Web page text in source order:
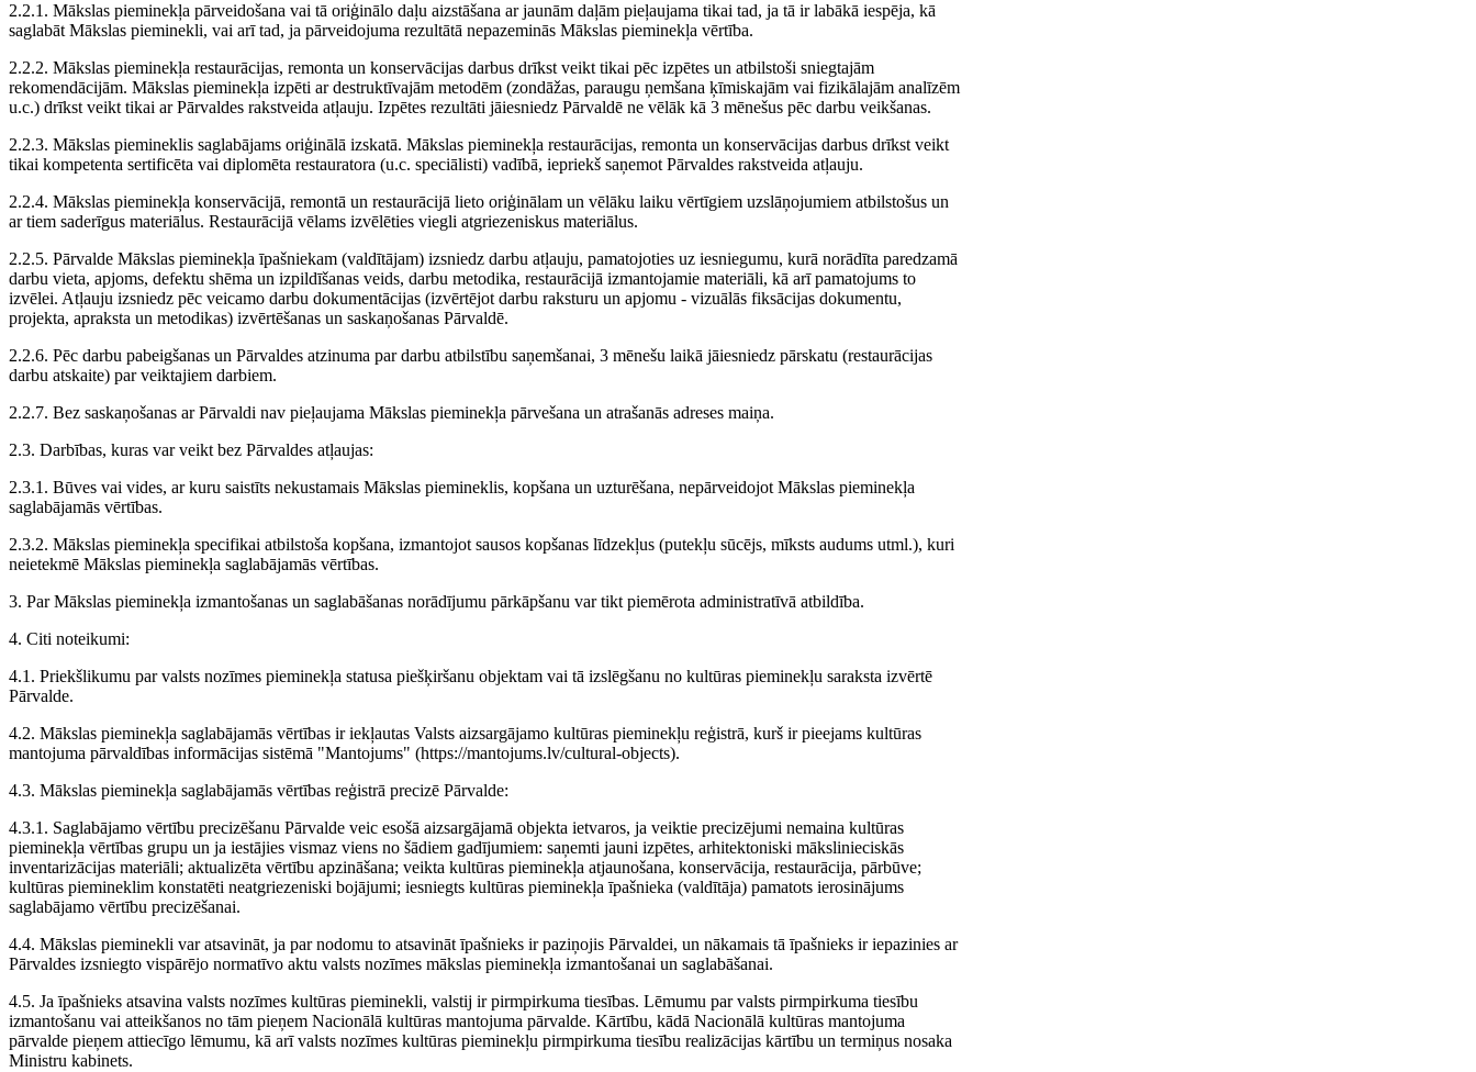
2.2.1. Mākslas pieminekļa pārveidošana vai tā oriģinālo daļu aizstāšana ar jaunām daļām pieļaujama tikai tad, ja tā ir labākā iespēja, kā
saglabāt Mākslas pieminekli, vai arī tad, ja pārveidojuma rezultātā nepazeminās Mākslas pieminekļa vērtība.
2.2.2. Mākslas pieminekļa restaurācijas, remonta un konservācijas darbus drīkst veikt tikai pēc izpētes un atbilstoši sniegtajām
rekomendācijām. Mākslas pieminekļa izpēti ar destruktīvajām metodēm (zondāžas, paraugu ņemšana ķīmiskajām vai fizikālajām analīzēm
u.c.) drīkst veikt tikai ar Pārvaldes rakstveida atļauju. Izpētes rezultāti jāiesniedz Pārvaldē ne vēlāk kā 3 mēnešus pēc darbu veikšanas.
2.2.3. Mākslas piemineklis saglabājams oriģinālā izskatā. Mākslas pieminekļa restaurācijas, remonta un konservācijas darbus drīkst veikt
tikai kompetenta sertificēta vai diplomēta restauratora (u.c. speciālisti) vadībā, iepriekš saņemot Pārvaldes rakstveida atļauju.
2.2.4. Mākslas pieminekļa konservācijā, remontā un restaurācijā lieto oriģinālam un vēlāku laiku vērtīgiem uzslāņojumiem atbilstošus un
ar tiem saderīgus materiālus. Restaurācijā vēlams izvēlēties viegli atgriezeniskus materiālus.
2.2.5. Pārvalde Mākslas pieminekļa īpašniekam (valdītājam) izsniedz darbu atļauju, pamatojoties uz iesniegumu, kurā norādīta paredzamā
darbu vieta, apjoms, defektu shēma un izpildīšanas veids, darbu metodika, restaurācijā izmantojamie materiāli, kā arī pamatojums to
izvēlei. Atļauju izsniedz pēc veicamo darbu dokumentācijas (izvērtējot darbu raksturu un apjomu - vizuālās fiksācijas dokumentu,
projekta, apraksta un metodikas) izvērtēšanas un saskaņošanas Pārvaldē.
2.2.6. Pēc darbu pabeigšanas un Pārvaldes atzinuma par darbu atbilstību saņemšanai, 3 mēnešu laikā jāiesniedz pārskatu (restaurācijas
darbu atskaite) par veiktajiem darbiem.
2.2.7. Bez saskaņošanas ar Pārvaldi nav pieļaujama Mākslas pieminekļa pārvešana un atrašanās adreses maiņa.
2.3. Darbības, kuras var veikt bez Pārvaldes atļaujas:
2.3.1. Būves vai vides, ar kuru saistīts nekustamais Mākslas piemineklis, kopšana un uzturēšana, nepārveidojot Mākslas pieminekļa
saglabājamās vērtības.
2.3.2. Mākslas pieminekļa specifikai atbilstoša kopšana, izmantojot sausos kopšanas līdzekļus (putekļu sūcējs, mīksts audums utml.), kuri
neietekmē Mākslas pieminekļa saglabājamās vērtības.
3. Par Mākslas pieminekļa izmantošanas un saglabāšanas norādījumu pārkāpšanu var tikt piemērota administratīvā atbildība.
4. Citi noteikumi:
4.1. Priekšlikumu par valsts nozīmes pieminekļa statusa piešķiršanu objektam vai tā izslēgšanu no kultūras pieminekļu saraksta izvērtē
Pārvalde.
4.2. Mākslas pieminekļa saglabājamās vērtības ir iekļautas Valsts aizsargājamo kultūras pieminekļu reģistrā, kurš ir pieejams kultūras
mantojuma pārvaldības informācijas sistēmā "Mantojums" (https://mantojums.lv/cultural-objects).
4.3. Mākslas pieminekļa saglabājamās vērtības reģistrā precizē Pārvalde:
4.3.1. Saglabājamo vērtību precizēšanu Pārvalde veic esošā aizsargājamā objekta ietvaros, ja veiktie precizējumi nemaina kultūras
pieminekļa vērtības grupu un ja iestājies vismaz viens no šādiem gadījumiem: saņemti jauni izpētes, arhitektoniski mākslinieciskās
inventarizācijas materiāli; aktualizēta vērtību apzināšana; veikta kultūras pieminekļa atjaunošana, konservācija, restaurācija, pārbūve;
kultūras piemineklim konstatēti neatgriezeniski bojājumi; iesniegts kultūras pieminekļa īpašnieka (valdītāja) pamatots ierosinājums
saglabājamo vērtību precizēšanai.
4.4. Mākslas pieminekli var atsavināt, ja par nodomu to atsavināt īpašnieks ir paziņojis Pārvaldei, un nākamais tā īpašnieks ir iepazinies ar
Pārvaldes izsniegto vispārējo normatīvo aktu valsts nozīmes mākslas pieminekļa izmantošanai un saglabāšanai.
4.5. Ja īpašnieks atsavina valsts nozīmes kultūras pieminekli, valstij ir pirmpirkuma tiesības. Lēmumu par valsts pirmpirkuma tiesību
izmantošanu vai atteikšanos no tām pieņem Nacionālā kultūras mantojuma pārvalde. Kārtību, kādā Nacionālā kultūras mantojuma
pārvalde pieņem attiecīgo lēmumu, kā arī valsts nozīmes kultūras pieminekļu pirmpirkuma tiesību realizācijas kārtību un termiņus nosaka
Ministru kabinets.